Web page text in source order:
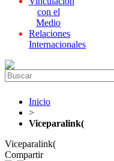
con el
Medio
Relaciones
Internacionales
Inicio
>
Viceparalink(
Viceparalink(
Compartir